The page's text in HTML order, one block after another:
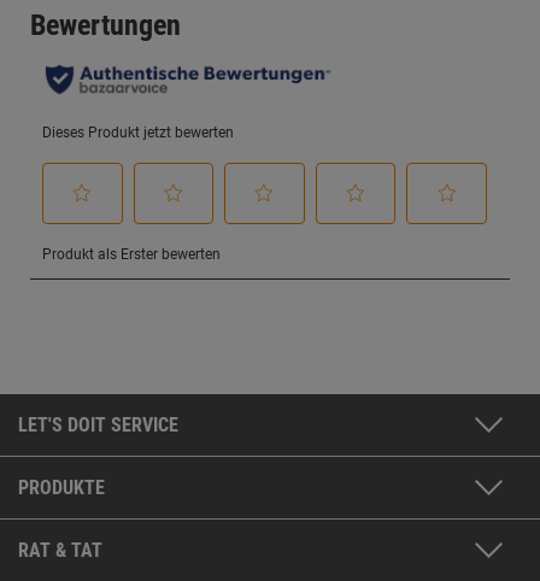
LET'S DOIT SERVICE
PRODUKTE
RAT & TAT